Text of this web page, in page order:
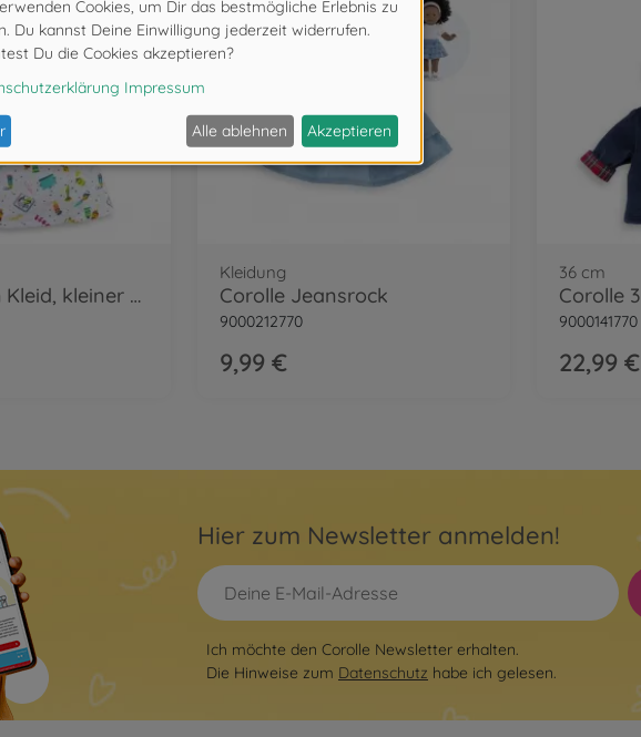
Corolle 36cm Kleid, kleiner Künstler
Kleidung
Corolle Jeansrock
9000212770
9,99 €
36 cm
9000141770
22,99 €
Hier zum Newsletter anmelden!
Ich möchte den Corolle Newsletter erhalten.
Die Hinweise zum Datenschutz habe ich gelesen.